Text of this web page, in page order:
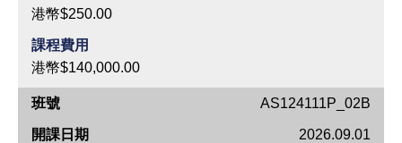
港幣$250.00
課程費用
港幣$140,000.00
班
號
AS124111P_02B
2026.09.01